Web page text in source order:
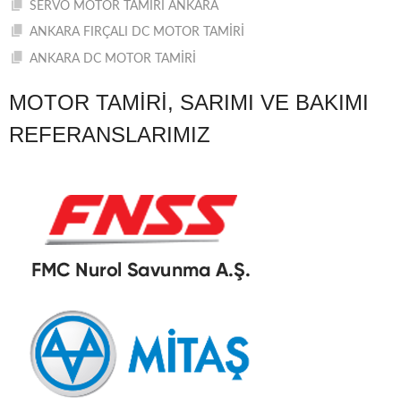
SERVO MOTOR TAMİRİ ANKARA
ANKARA FIRÇALI DC MOTOR TAMİRİ
ANKARA DC MOTOR TAMİRİ
MOTOR TAMIRI, SARIMI VE BAKIMI
REFERANSLARIMIZ